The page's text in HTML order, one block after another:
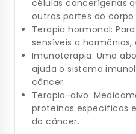
células cancerígenas
outras partes do corpo.
Terapia hormonal:
sensíveis a
Imunoterapia: Uma
ajuda o sistema
câncer.
Terapia-alvo:
proteínas específicas
do câncer.